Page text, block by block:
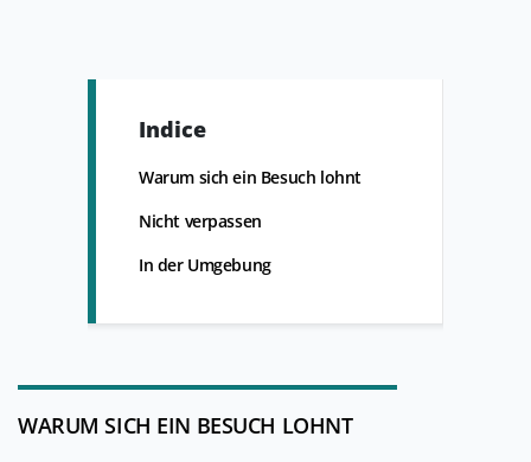
Indice
Warum sich ein Besuch lohnt
Nicht verpassen
In der Umgebung
WARUM SICH EIN BESUCH LOHNT